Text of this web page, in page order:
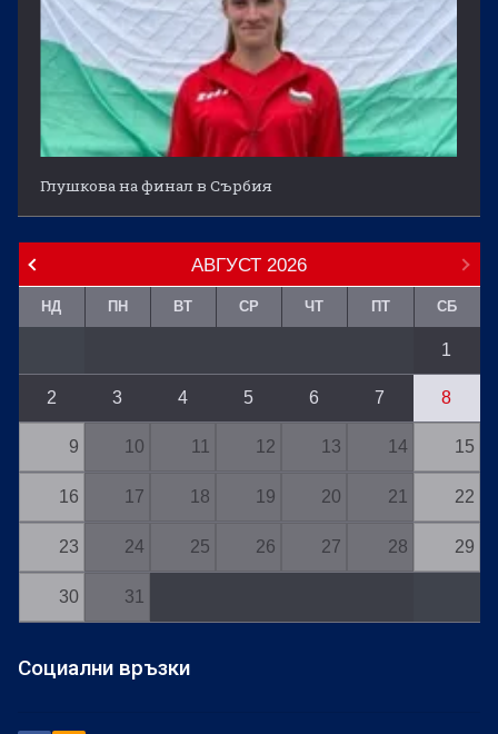
Глушкова на финал в Сърбия
АВГУСТ 2026
НД ПН ВТ СР ЧТ ПТ СБ
1
2 3 4 5 6 7 8
9 10 11 12 13 14 15
16 17 18 19 20 21 22
23 24 25 26 27 28 29
30 31
Социални връзки